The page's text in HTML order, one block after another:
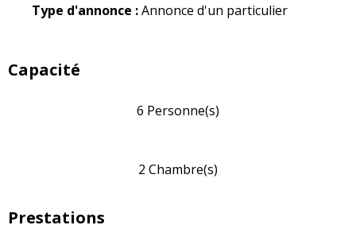
Type d'annonce :Annonce d'un particulier
Capacité
6 Personne(s)
2 Chambre(s)
Prestations